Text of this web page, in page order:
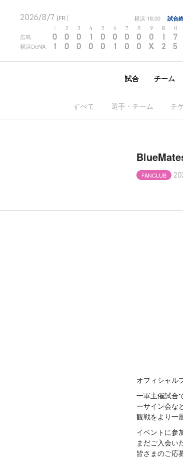
2026/8/7 [FRI] 横浜 18:00 試合
2 3 4 5 6 7 8 9 R H
広島 0 0 0 1 0 0 0 0 0 1 7
横浜DeNA 1 0 0 0 0 1 0 0 X 2 5
試合 チーム
すべて 選手・チーム チ
FANCLUB
オフィシャル
一軍主催試合
ーサイン会な
観戦をより一
イベントに参
まだご入会い
皆さまのご応